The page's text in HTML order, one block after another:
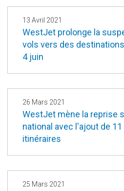
13 Avril 2021
WestJet prolonge la
vols vers des
4 juin
26 Mars 2021
WestJet mène la reprise
national avec l'ajout de
itinéraires
25 Mars 2021